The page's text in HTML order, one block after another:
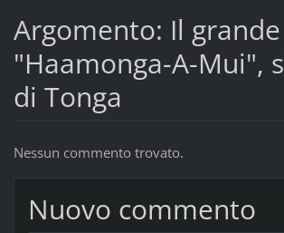
Argomento: Il
"Haamonga-A-Mui",
di Tonga
Nessun commento trovato.
Nuovo commento